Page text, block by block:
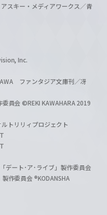
スキー・メディアワークス／青
Inc.
ファンタジア文庫刊／冴
員会 ©REKI KAWAHARA 2019
トリリィプロジェクト
デート･ア･ライブ」製作委員会
作委員会 ®KODANSHA